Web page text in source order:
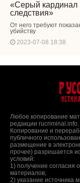
«Серый кардинал
следствия»
От него требуют
убийству
2023-07-08 18:38
Любое копирование
редакции rucriminal.info.
Копирование и
публичного
размещение в
прочее) разрешается
условий:
1) получение согласия
материалов;
2) указание источника